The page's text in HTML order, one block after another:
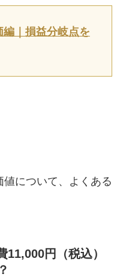
｜損益分岐点を
について、よくある
円（税込）